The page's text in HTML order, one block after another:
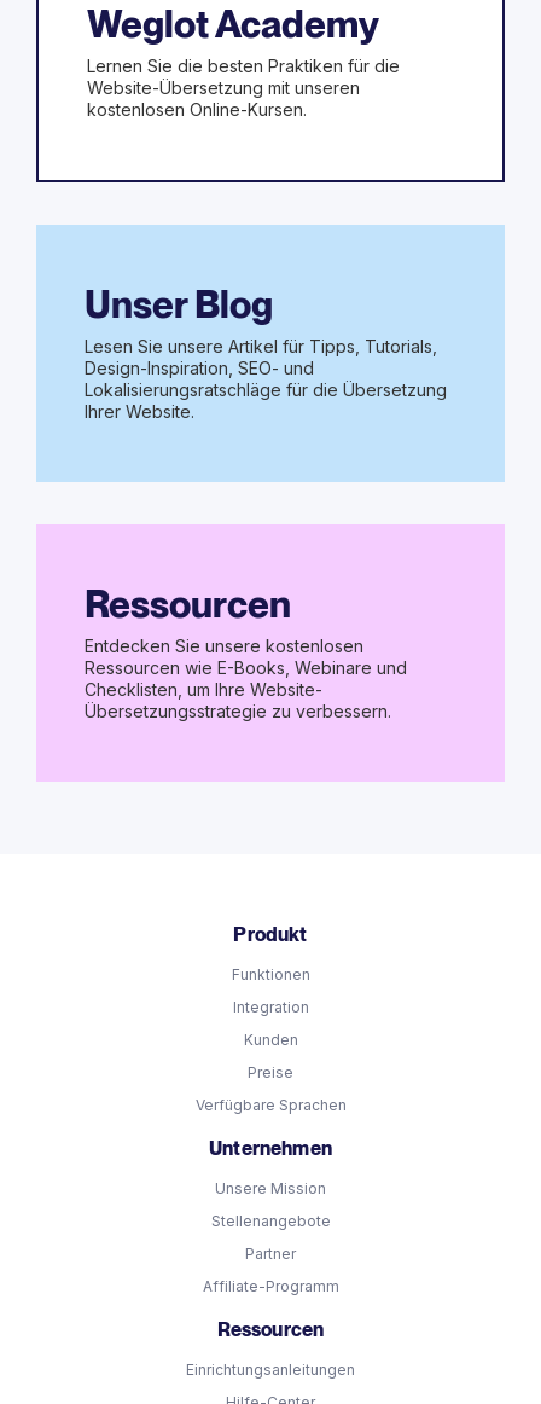
Weglot Academy
Lernen Sie die besten Praktiken für die
Website-Übersetzung mit unseren
kostenlosen Online-Kursen.
Unser Blog
Lesen Sie unsere Artikel für Tipps, Tutorials,
Design-Inspiration, SEO- und
Lokalisierungsratschläge für die Übersetzung
Ihrer Website.
Ressourcen
Entdecken Sie unsere kostenlosen
Ressourcen wie E-Books, Webinare und
Checklisten, um Ihre Website-
Übersetzungsstrategie zu verbessern.
Produkt
Funktionen
Integration
Kunden
Preise
Verfügbare Sprachen
Unternehmen
Unsere Mission
Stellenangebote
Partner
Affiliate-Programm
Ressourcen
Einrichtungsanleitungen